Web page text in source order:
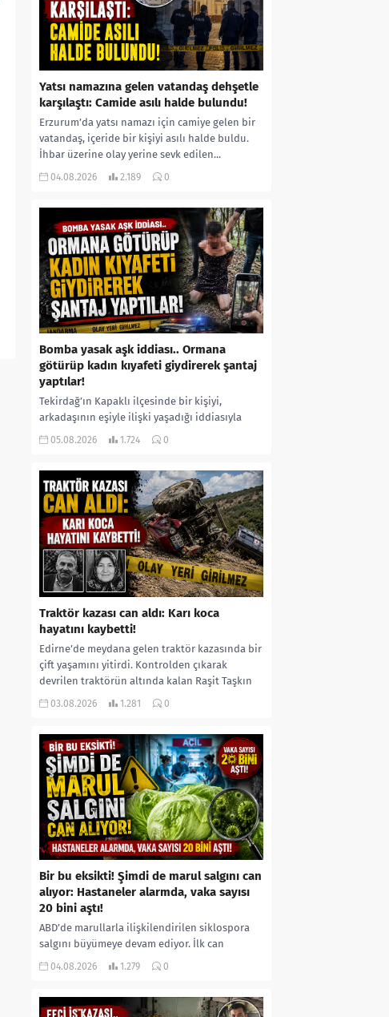
Yatsı namazına gelen vatandaş dehşetle
karşılaştı: Camide asılı halde bulundu!
Erzurum’da yatsı namazı için camiye gelen bir
vatandaş, içeride bir kişiyi asılı halde buldu.
İhbar üzerine olay yerine sevk edilen...
04.08.2026 2.189 0
Bomba yasak aşk iddiası.. Ormana
götürüp kadın kıyafeti giydirerek şantaj
yaptılar!
Tekirdağ’ın Kapaklı ilçesinde bir kişiyi,
arkadaşının eşiyle ilişki yaşadığı iddiasıyla
ormanlık alana götürerek zorla kadın
05.08.2026 1.724 0
Traktör kazası can aldı: Karı koca
hayatını kaybetti!
Edirne’de meydana gelen traktör kazasında bir
çift yaşamını yitirdi. Kontrolden çıkarak
devrilen traktörün altında kalan Raşit Taşkın
ile eşi Fatma...
03.08.2026 1.281 0
Bir bu eksikti! Şimdi de marul salgını can
alıyor: Hastaneler alarmda, vaka sayısı
20 bini aştı!
ABD’de marullarla ilişkilendirilen siklospora
salgını büyümeye devam ediyor. İlk can
kayıplarının yaşandığı salgında vaka sayısının
04.08.2026 1.279 0